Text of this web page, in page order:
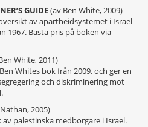
GUIDE(av Ben White, 2009)
av apartheidsystemet i Israel
1967. Bästa pris på boken via
White, 2011)
Whites bok från 2009, och ger en
och diskriminering mot
2005)
palestinska medborgare i Israel.